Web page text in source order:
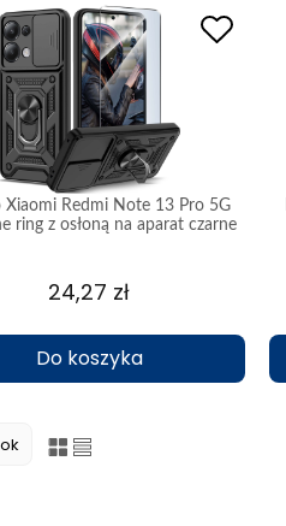
Xiaomi Redmi Note 13 Pro 5G
ring z osłoną na aparat czarne
24,27 zł
Do koszyka